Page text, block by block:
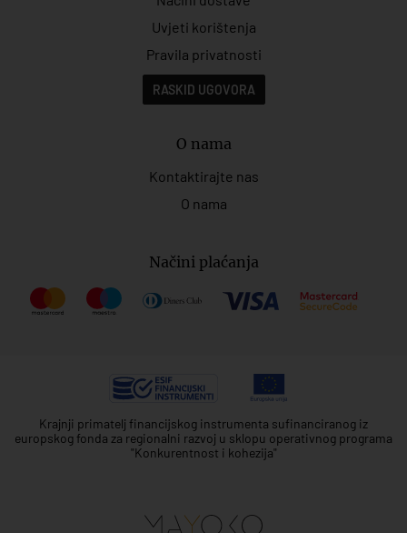
Uvjeti korištenja
Pravila privatnosti
RASKID UGOVORA
O nama
Kontaktirajte nas
O nama
Načini plaćanja
Krajnji primatelj financijskog instrumenta sufinanciranog iz
europskog fonda za regionalni razvoj u sklopu operativnog programa
"Konkurentnost i kohezija"